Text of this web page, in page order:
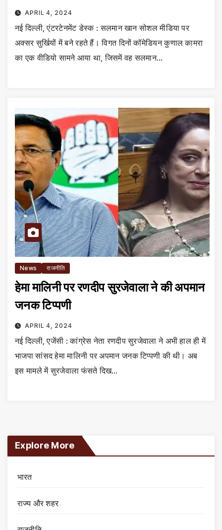
APRIL 4, 2024
नई दिल्ली, एंटरटेनमेंट डेस्क : सलमान खान सोशल मीडिया पर
अक्सर सुर्खियों में बने रहते हैं। विगत दिनों कॉमेडियन कुणाल कामरा
का एक वीडियो सामने आया था, जिसमें वह सलमान…
News राजनीति
हेमा मालिनी पर रणदीप सुरजेवाला ने की अपमान
जनक टिप्पणी
APRIL 4, 2024
नई दिल्ली, एजेंसी : कांग्रेस नेता रणदीप सुरजेवाला ने अभी हाल ही में
भाजपा सांसद हेमा मालिनी पर अपमान जनक टिप्पणी की थी। अब
इस मामले में सुरजेवाला फंसते दिख…
Explore More
भारत
राज्य और शहर